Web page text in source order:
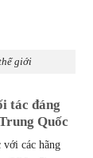
giới
tác đáng
Quốc
các hãng